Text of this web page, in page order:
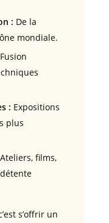
: De la
mondiale.
Fusion
: Expositions
plus
Ateliers, films,
s’offrir un